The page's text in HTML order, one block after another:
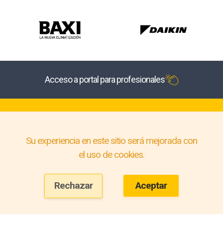
Acceso a portal para profesionales
Su experiencia en este sitio será mejorada con
el uso de cookies.
Rechazar Aceptar